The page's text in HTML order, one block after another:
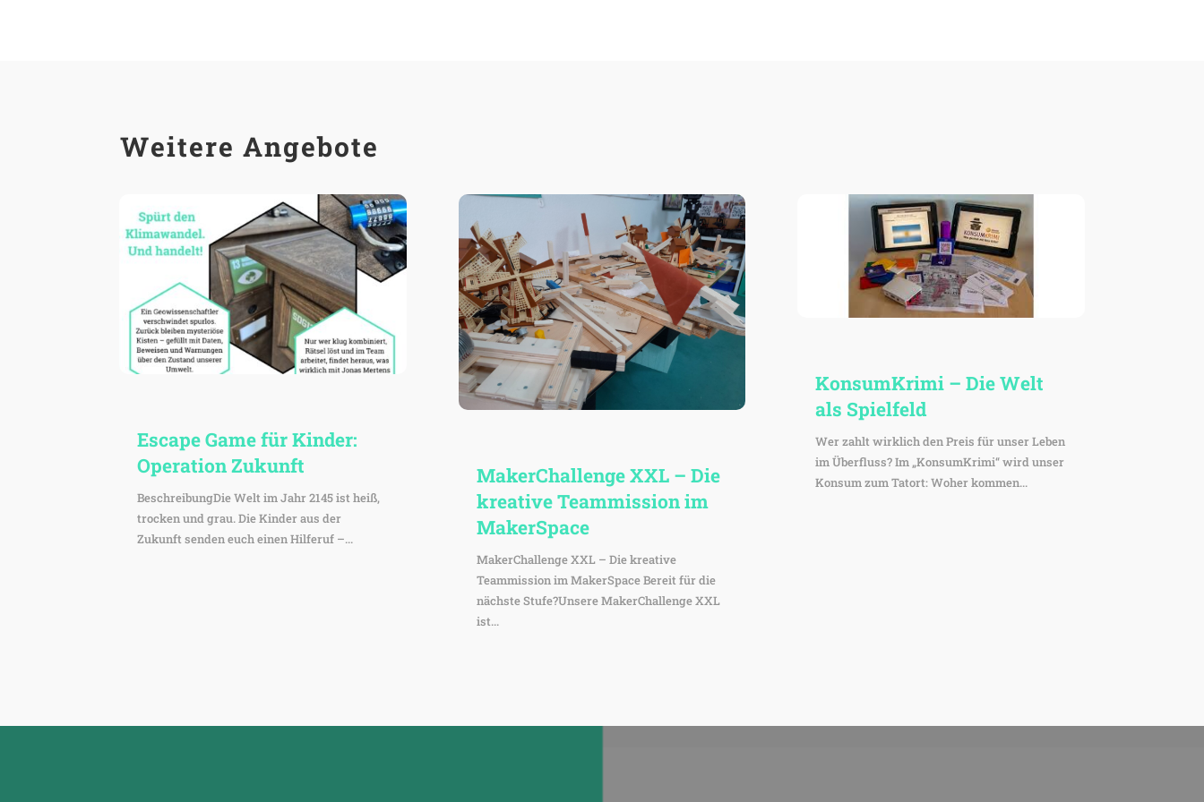
Weitere Angebote
Escape Game für Kinder:
Opera­tion Zukunft
BeschreibungDie Welt im Jahr 2145 ist heiß,
trocken und grau. Die Kinder aus der
Zukunft senden euch einen Hilferuf –...
Maker­Chall­enge XXL – Die
krea­tive Team­mis­sion im
MakerSpace
MakerChallenge XXL – Die kreative
Teammission im MakerSpace Bereit für die
nächste Stufe?Unsere MakerChallenge XXL
ist...
Konsum­Krimi – Die Welt
als Spielfeld
Wer zahlt wirklich den Preis für unser Leben
im Überfluss? Im „KonsumKrimi“ wird unser
Konsum zum Tatort: Woher kommen...